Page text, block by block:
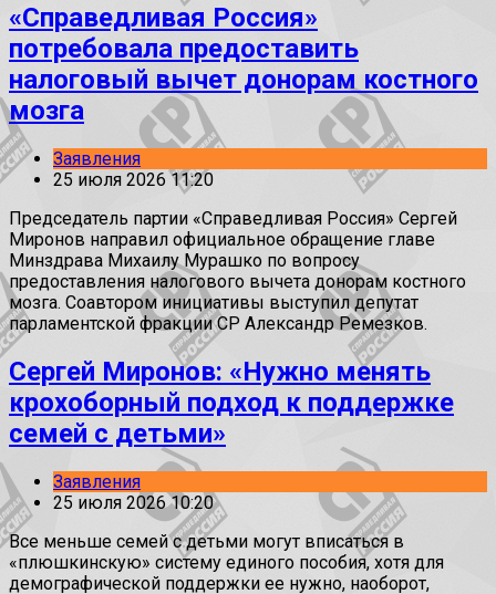
«Справедливая Россия»
потребовала предоставить
налоговый вычет донорам костного
мозга
Заявления
25 июля 2026 11:20
Председатель партии «Справедливая Россия» Сергей
Миронов направил официальное обращение главе
Минздрава Михаилу Мурашко по вопросу
предоставления налогового вычета донорам костного
мозга. Соавтором инициативы выступил депутат
парламентской фракции СР Александр Ремезков.
Сергей Миронов: «Нужно менять
крохоборный подход к поддержке
семей с детьми»
Заявления
25 июля 2026 10:20
Все меньше семей с детьми могут вписаться в
«плюшкинскую» систему единого пособия, хотя для
демографической поддержки ее нужно, наоборот,